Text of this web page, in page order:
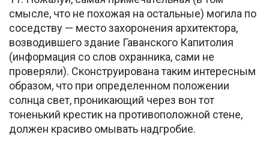
смысле, что не похожая на остальные) могила по
соседству — место захоронения архитектора,
возводившего здание Гаванского Капитолия
(информация со слов охранника, сами не
проверяли). Сконструирована таким интересным
образом, что при определенном положении
солнца свет, проникающий через вон тот
тоненький крестик на противоположной стене,
должен красиво омывать надгробие.